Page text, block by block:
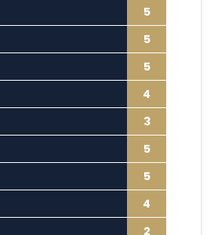
5
5
5
4
3
5
5
4
2